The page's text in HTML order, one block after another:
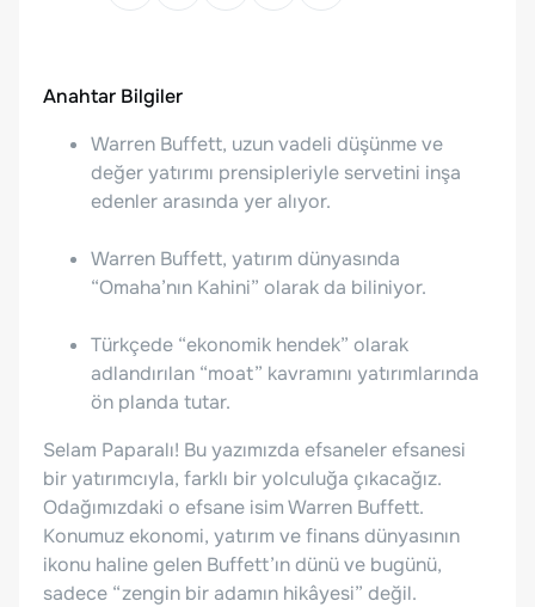
Anahtar Bilgiler
Warren Buffett, uzun vadeli düşünme ve
değer yatırımı prensipleriyle servetini inşa
edenler arasında yer alıyor.
Warren Buffett, yatırım dünyasında
“Omaha’nın Kahini” olarak da biliniyor.
Türkçede “ekonomik hendek” olarak
adlandırılan “moat” kavramını yatırımlarında
ön planda tutar.
Selam Paparalı! Bu yazımızda efsaneler efsanesi
bir yatırımcıyla, farklı bir yolculuğa çıkacağız.
Odağımızdaki o efsane isim Warren Buffett.
Konumuz ekonomi, yatırım ve finans dünyasının
ikonu haline gelen Buffett’ın dünü ve bugünü,
sadece “zengin bir adamın hikâyesi” değil.